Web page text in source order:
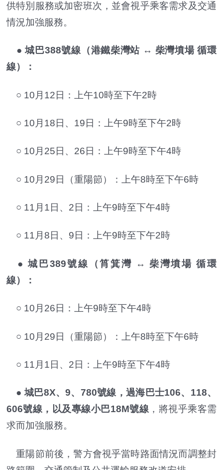
供特別服務或加密班次，並會視乎乘客需求及交通
情況加強服務。
● 城巴388號線（港鐵柴灣站 ↔ 柴灣墳場 循環
線）：
○ 10月12日：上午10時至下午2時
○ 10月18日、19日：上午9時至下午2時
○ 10月25日、26日：上午9時至下午4時
○ 10月29日（重陽節）：上午8時至下午6時
○ 11月1日、2日：上午9時至下午4時
○ 11月8日、9日：上午9時至下午2時
● 城巴389號線（筲箕灣 ↔ 柴灣墳場 循環
線）：
○ 10月26日：上午9時至下午4時
○ 10月29日（重陽節）：上午8時至下午6時
○ 11月1日、2日：上午9時至下午4時
●城巴8X、9、780號線，過海巴士106、118、
606號線，以及專線小巴18M號線，將視乎乘客需
求而加強服務。
重陽節前後，警方會視乎當時路面情況而調整封